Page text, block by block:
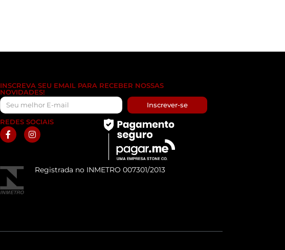
INSCREVA SEU EMAIL PARA RECEBER NOSSAS
NOVIDADES!
Inscrever-se
REDES SOCIAIS
Registrada no INMETRO 007301/2013